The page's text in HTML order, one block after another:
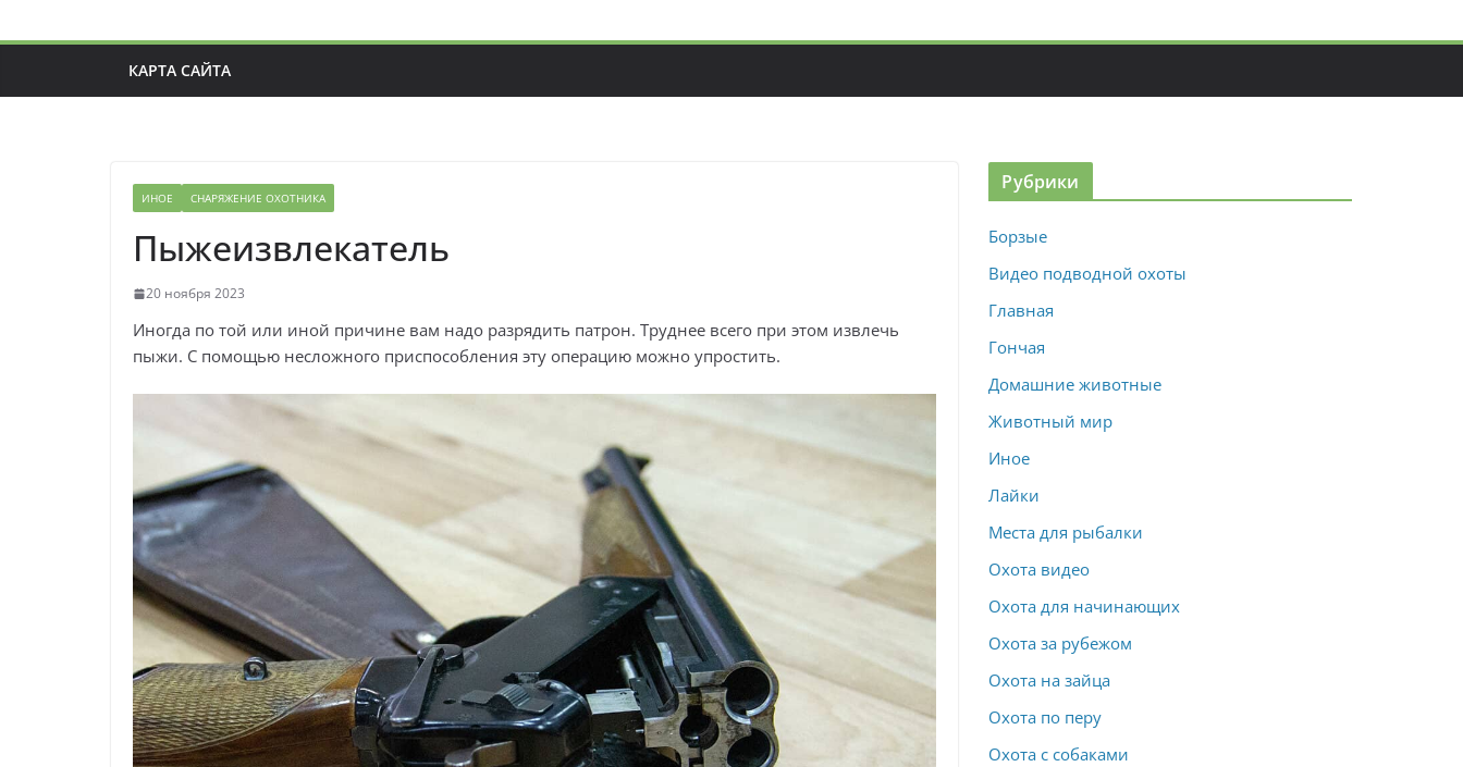
КАРТА САЙТА
ИНОЕ СНАРЯЖЕНИЕ ОХОТНИКА
Пыжеизвлекатель
20 ноября 2023
Иногда по той или иной причине вам надо разрядить патрон. Труднее всего при этом извлечь
пыжи. С помощью несложного приспособления эту операцию можно упростить.
Рубрики
Борзые
Видео подводной охоты
Главная
Гончая
Домашние животные
Животный мир
Иное
Лайки
Места для рыбалки
Охота видео
Охота для начинающих
Охота за рубежом
Охота на зайца
Охота по перу
Охота с собаками